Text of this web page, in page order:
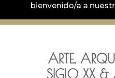
bienvenido/a a
ARTE,
SIGLO XX &